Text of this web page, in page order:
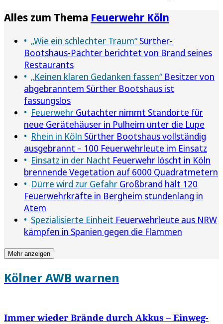
Alles zum Thema Feuerwehr Köln
„Wie ein schlechter Traum“ Sürther-
Bootshaus-Pächter berichtet von Brand seines
Restaurants
„Keinen klaren Gedanken fassen“ Besitzer von
abgebranntem Sürther Bootshaus ist
fassungslos
Feuerwehr Gutachter nimmt Standorte für
neue Gerätehäuser in Pulheim unter die Lupe
Rhein in Köln Sürther Bootshaus vollständig
ausgebrannt – 100 Feuerwehrleute im Einsatz
Einsatz in der Nacht Feuerwehr löscht in Köln
brennende Vegetation auf 6000 Quadratmetern
Dürre wird zur Gefahr Großbrand hält 120
Feuerwehrkräfte in Bergheim stundenlang in
Atem
Spezialisierte Einheit Feuerwehrleute aus NRW
kämpfen in Spanien gegen die Flammen
Mehr anzeigen
Kölner AWB warnen
Immer wieder Brände durch Akkus – Einweg-